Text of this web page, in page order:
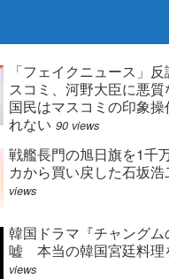
「フェイクニュース」
スコミ、河野大臣に悪
国民はマスコミの印象操
れない 90 views
戦艦長門の旭日旗を1千
カから買い戻した石坂
views
韓国ドラマ『チャング
嘘 本当の韓国宮廷料理
views